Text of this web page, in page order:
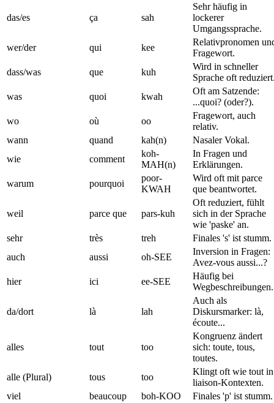
das/es ça sah
Sehr häufig in
lockerer
Umgangssprache.
wer/der
qui kee
Relativpronomen
Fragewort.
dass/was
que kuh
Wird in schneller
Sprache oft
was
quoi kwah
Oft am Satzende:
...quoi? (oder?).
wo
où oo
Fragewort, auch
relativ.
wann
quand kah(n)
Nasaler Vokal.
wie
comment
koh-
MAH(n)
In Fragen und
Erklärungen.
warum
pourquoi
poor-
KWAH
Wird oft mit parce
que beantwortet.
weil parce que pars-kuh
Oft reduziert, fühlt
sich in der Sprache
wie 'paske' an.
sehr
très treh
Finales 's' ist stumm.
auch
aussi oh-SEE
Inversion in Fragen:
Avez-vous aussi...?
hier
ici ee-SEE
Häufig bei
Wegbeschreibungen.
da/dort là lah
Auch als
Diskursmarker: là,
écoute...
alles tout too
Kongruenz ändert
sich: toute, tous,
toutes.
alle (Plural)
tous too
Klingt oft wie tout in
liaison-Kontexten.
viel
beaucoup boh-KOO
Finales 'p' ist stumm.